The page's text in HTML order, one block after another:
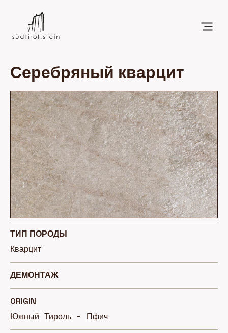
Серебряный кварцит
ТИП ПОРОДЫ
Кварцит
ДЕМОНТАЖ
ORIGIN
Южный Тироль - Пфич